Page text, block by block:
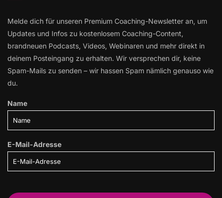
Melde dich für unseren Premium Coaching-Newsletter an, um
Updates und Infos zu kostenlosem Coaching-Content,
brandneuen Podcasts, Videos, Webinaren und mehr direkt in
deinem Posteingang zu erhalten. Wir versprechen dir, keine
Spam-Mails zu senden – wir hassen Spam nämlich genauso wie
du.
Name
E-Mail-Adresse